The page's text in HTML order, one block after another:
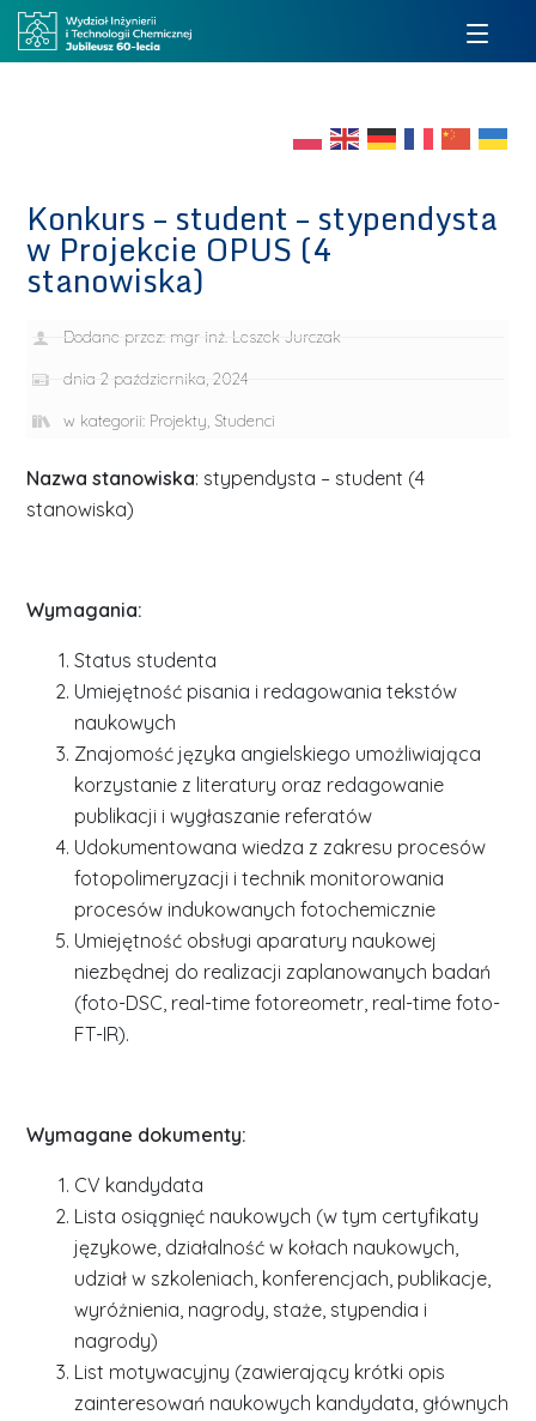
Konkurs – student – stypendysta
w Projekcie OPUS (4
stanowiska)
Dodane przez: mgr inż. Leszek Jurczak
dnia 2 października, 2024
w kategorii: Projekty, Studenci
Nazwa stanowiska: stypendysta – student (4
stanowiska)
Wymagania:
Status studenta
Umiejętność pisania i redagowania tekstów
naukowych
Znajomość języka angielskiego umożliwiająca
korzystanie z literatury oraz redagowanie
publikacji i wygłaszanie referatów
Udokumentowana wiedza z zakresu procesów
fotopolimeryzacji i technik monitorowania
procesów indukowanych fotochemicznie
Umiejętność obsługi aparatury naukowej
niezbędnej do realizacji zaplanowanych badań
(foto-DSC, real-time fotoreometr, real-time foto-
FT-IR).
Wymagane dokumenty:
CV kandydata
Lista osiągnięć naukowych (w tym certyfikaty
językowe, działalność w kołach naukowych,
udział w szkoleniach, konferencjach, publikacje,
wyróżnienia, nagrody, staże, stypendia i
nagrody)
List motywacyjny (zawierający krótki opis
zainteresowań naukowych kandydata, głównych